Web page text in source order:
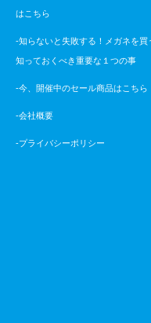
はこちら
-知らないと失敗する！メガネを買
知っておくべき重要な１つの事
-今、開催中のセール商品はこちら
-会社概要
-プライバシーポリシー